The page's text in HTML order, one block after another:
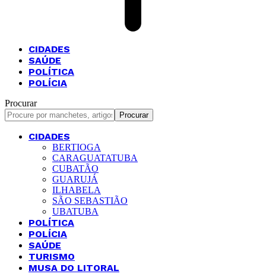
CIDADES
SAÚDE
POLÍTICA
POLÍCIA
Procurar
CIDADES
BERTIOGA
CARAGUATATUBA
CUBATÃO
GUARUJÁ
ILHABELA
SÃO SEBASTIÃO
UBATUBA
POLÍTICA
POLÍCIA
SAÚDE
TURISMO
MUSA DO LITORAL